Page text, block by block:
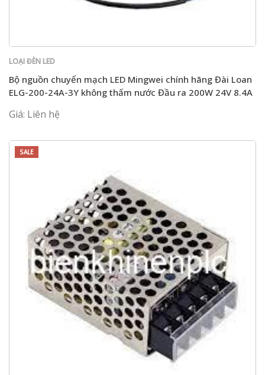
LOẠI ĐÈN LED
Bộ nguồn chuyển mạch LED Mingwei chính hãng Đài Loan
ELG-200-24A-3Y không thấm nước Đầu ra 200W 24V 8.4A
Giá: Liên hệ
SALE